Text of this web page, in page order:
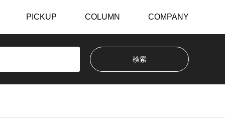
PICKUP COLUMN COMPANY